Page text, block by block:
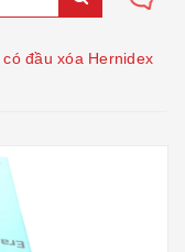
đầu xóa Hernidex